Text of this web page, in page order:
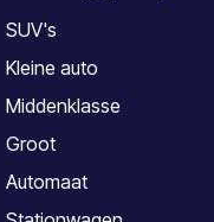
SUV's
Kleine auto
Middenklasse
Groot
Automaat